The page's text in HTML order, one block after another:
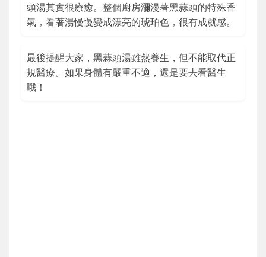
頭湯其實很療癒。整個廚房瀰漫著黑蒜頭的特殊香
氣，看著湯慢慢變成漂亮的琥珀色，很有成就感。
最後提醒大家，黑蒜頭湯雖然養生，但不能取代正
規醫療。如果身體有嚴重不適，還是要去看醫生
哦！